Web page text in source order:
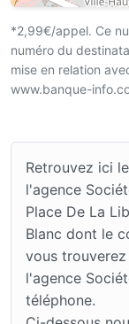
*2,99€/appel. Ce
numéro du
mise en relation
www.banque-
Retrouvez ici
l'agence
Place De La
Blanc dont le
vous
l'agence
téléphone.